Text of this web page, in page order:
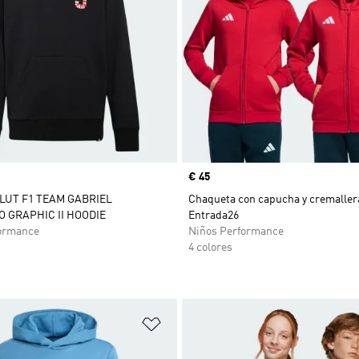
F1 TEAM GABRIEL
GRAPHIC II HOODIE
Precio
€ 45
Chaqueta con capucha y
Entrada26
Niños Performance
4 colores
de deseos Añadir a la lista de deseos